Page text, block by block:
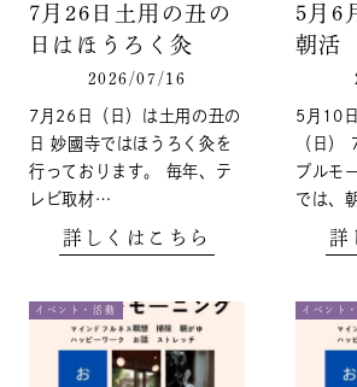
7月26日土用の丑の
日はほうろく灸
2026/07/16
7月26日（日）は土用の丑の
日 妙國寺ではほうろく灸を
行っております。 毎年、テ
レビ取材…
詳しくはこちら
5月6
朝活
5月10
（日）
プルモ
では、
詳
イベント・活動 イベント